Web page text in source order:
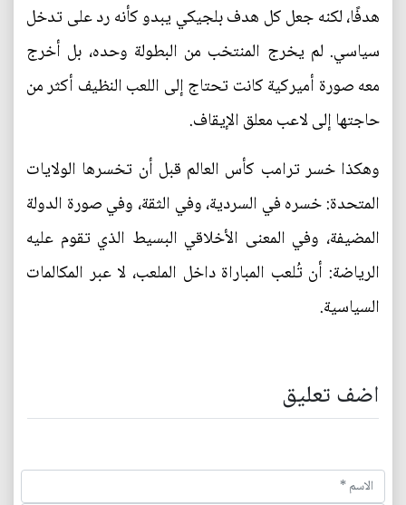
هدفًا، لكنه جعل كل هدف بلجيكي يبدو كأنه رد على تدخل
سياسي. لم يخرج المنتخب من البطولة وحده، بل أخرج
معه صورة أميركية كانت تحتاج إلى اللعب النظيف أكثر من
حاجتها إلى لاعب معلق الإيقاف.
وهكذا خسر ترامب كأس العالم قبل أن تخسرها الولايات
المتحدة: خسره في السردية، وفي الثقة، وفي صورة الدولة
المضيفة، وفي المعنى الأخلاقي البسيط الذي تقوم عليه
الرياضة: أن تُلعب المباراة داخل الملعب، لا عبر المكالمات
السياسية.
اضف تعليق